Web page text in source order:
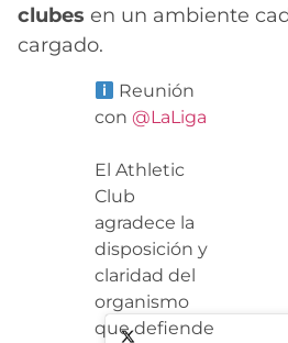
clubes en un ambiente
cargado.
Reunión
con @LaLiga
El Athletic
Club
agradece la
disposición y
claridad del
organismo
que defiende